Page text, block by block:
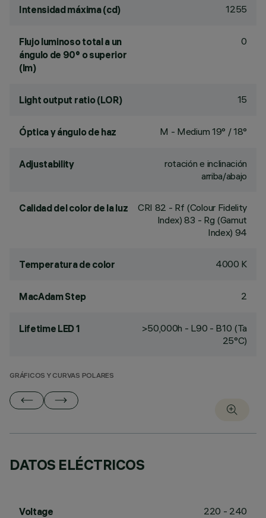
Intensidad máxima (cd) 1255
Flujo luminoso total a un
ángulo de 90° o superior
(lm)
0
Light output ratio (LOR) 15
Óptica y ángulo de haz M - Medium 19° / 18°
Adjustability
rotación e inclinación
arriba/abajo
Calidad del color de la luz CRI 82 - Rf (Colour Fidelity
Index) 83 - Rg (Gamut
Index) 94
Temperatura de color 4000 K
MacAdam Step 2
Lifetime LED 1
>50,000h - L90 - B10 (Ta
25°C)
GRÁFICOS Y CURVAS POLARES
DATOS ELÉCTRICOS
Voltage 220 - 240